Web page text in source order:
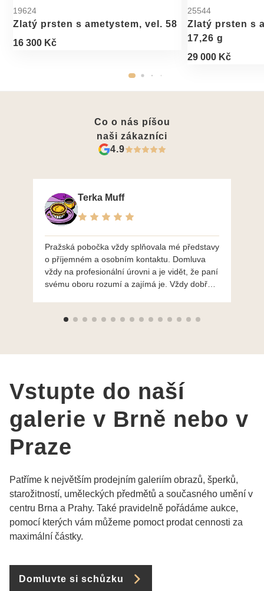
19624
Zlatý prsten s ametystem, vel. 58
16 300 Kč
25544
Zlatý prsten s
17,26 g
29 000 Kč
Co o nás píšou
naši zákazníci
4.9
Terka Muff
Pražská pobočka vždy splňovala mé představy
o příjemném a osobním kontaktu. Domluva
vždy na profesionální úrovni a je vidět, že paní
svému oboru rozumí a zajímá je. Vždy dobře a
výběru, jak už bylo napsáno - na požádání
Vstupte do naší
galerie v Brně nebo v
Praze
Patříme k největším prodejním galeriím obrazů, šperků,
starožitností, uměleckých předmětů a současného umění v
centru Brna a Prahy. Také pravidelně pořádáme aukce,
pomocí kterých vám můžeme pomoct prodat cennosti za
maximální částky.
Domluvte si schůzku